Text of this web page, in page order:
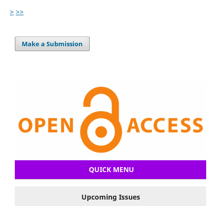
> >>
Make a Submission
QUICK MENU
Upcoming Issues